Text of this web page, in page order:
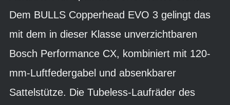
Dem BULLS Copperhead EVO 3 gelingt das
mit dem in dieser Klasse unverzichtbaren
Bosch Performance CX, kombiniert mit 120-
mm-Luftfedergabel und absenkbarer
Sattelstütze. Die Tubeless-Laufräder des